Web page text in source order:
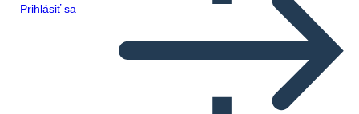
Prihlásiť sa